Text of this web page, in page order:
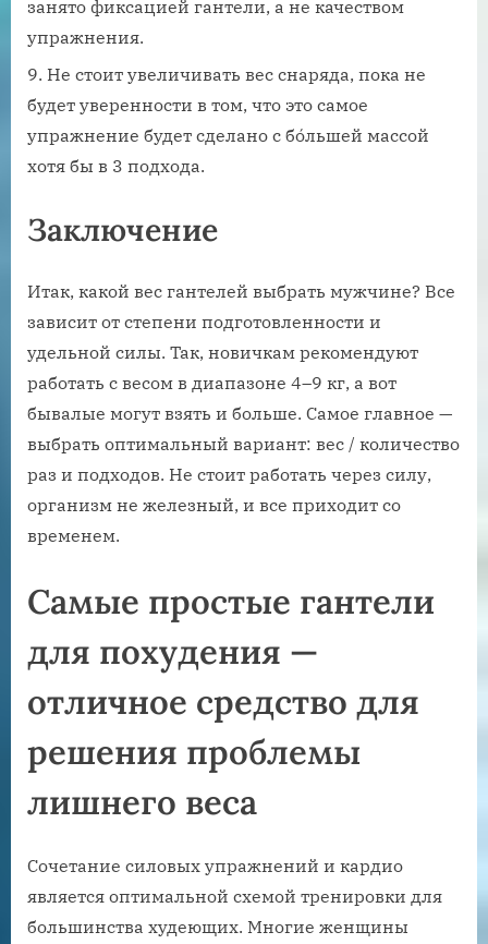
занято фиксацией гантели, а не качеством
упражнения.
Не стоит увеличивать вес снаряда, пока не
будет уверенности в том, что это самое
упражнение будет сделано с бо́льшей массой
хотя бы в 3 подхода.
Заключение
Итак, какой вес гантелей выбрать мужчине? Все
зависит от степени подготовленности и
удельной силы. Так, новичкам рекомендуют
работать с весом в диапазоне 4–9 кг, а вот
бывалые могут взять и больше. Самое главное —
выбрать оптимальный вариант: вес / количество
раз и подходов. Не стоит работать через силу,
организм не железный, и все приходит со
временем.
Самые простые гантели
для похудения —
отличное средство для
решения проблемы
лишнего веса
Сочетание силовых упражнений и кардио
является оптимальной схемой тренировки для
большинства худеющих. Многие женщины